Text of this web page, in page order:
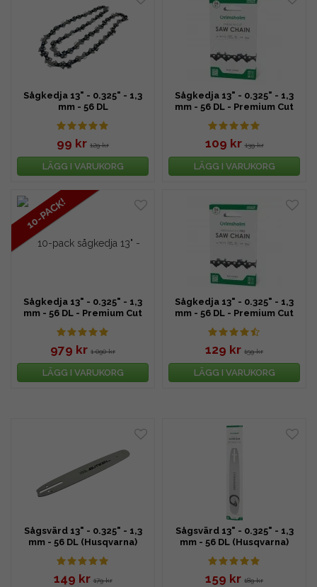
Sågkedja 13" - 0.325" - 1,3
mm - 56 DL
99 kr 129 kr
LÄGG I VARUKORG
Sågkedja 13" - 0.325" - 1,3
mm - 56 DL - Premium Cut
109 kr 139 kr
LÄGG I VARUKORG
10-PACK!
Sågkedja 13" - 0.325" - 1,3
mm - 56 DL - Premium Cut
979 kr 1 090 kr
LÄGG I VARUKORG
Sågkedja 13" - 0.325" - 1,3
mm - 56 DL - Premium Cut
129 kr 159 kr
LÄGG I VARUKORG
Sågsvärd 13" - 0.325" - 1,3
mm - 56 DL (Husqvarna)
149 kr 179 kr
Sågsvärd 13" - 0.325" - 1,3
mm - 56 DL (Husqvarna)
159 kr 189 kr